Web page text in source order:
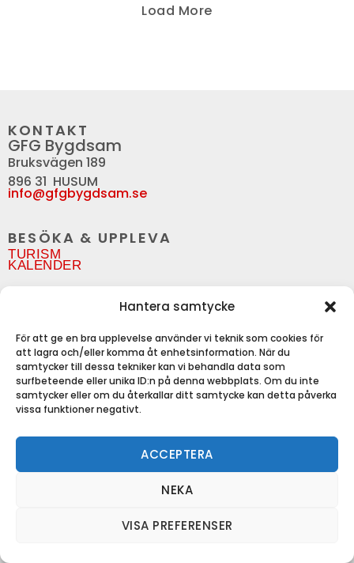
Hantera samtycke
För att ge en bra upplevelse använder vi teknik som cookies för
att lagra och/eller komma åt enhetsinformation. När du
samtycker till dessa tekniker kan vi behandla data som
surfbeteende eller unika ID:n på denna webbplats. Om du inte
samtycker eller om du återkallar ditt samtycke kan detta påverka
vissa funktioner negativt.
ACCEPTERA
NEKA
VISA PREFERENSER
Load More
KONTAKT
GFG Bygdsam
Bruksvägen 189
896 31 HUSUM
info@gfgbygdsam.se
BESÖKA & UPPLEVA
TURISM
KALENDER
OM GRUNDSUNDA
FÖRETAGSREGISTER
SERVICE
INFORMATION
INTEGRITETSPOLICY
COOKIEPOLICY
GFG I SOCIALA MEDIER